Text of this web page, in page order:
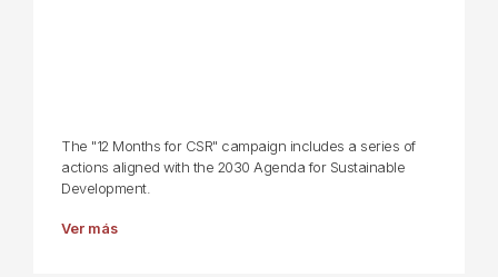
The "12 Months for CSR" campaign includes a series of
actions aligned with the 2030 Agenda for Sustainable
Development.
Ver más